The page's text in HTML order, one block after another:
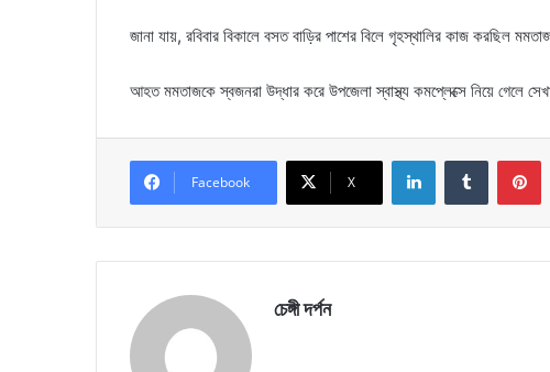
জানা যায়, রবিবার বিকালে বসত বাড়ির পাশের বিলে গৃহস্থালির কাজ করছিল
আহত মমতাজকে স্বজনরা উদ্ধার করে উপজেলা স্বাস্থ্য কমপ্লেক্সে নিয়ে গেলে
Facebook X
LinkedInTumblr
চেঙ্গী দর্পন